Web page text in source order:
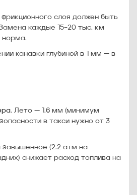
слоя должен быть
каждые 15–20 тыс. км
норма.
канавки глубиной в 1 мм — в
. Лето — 1.6 мм (минимум
в такси нужно от 3
завышенное (2.2 атм на
снижает расход топлива на